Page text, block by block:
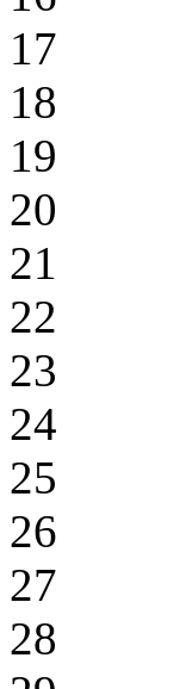
17
18
19
20
21
22
23
24
25
26
27
28